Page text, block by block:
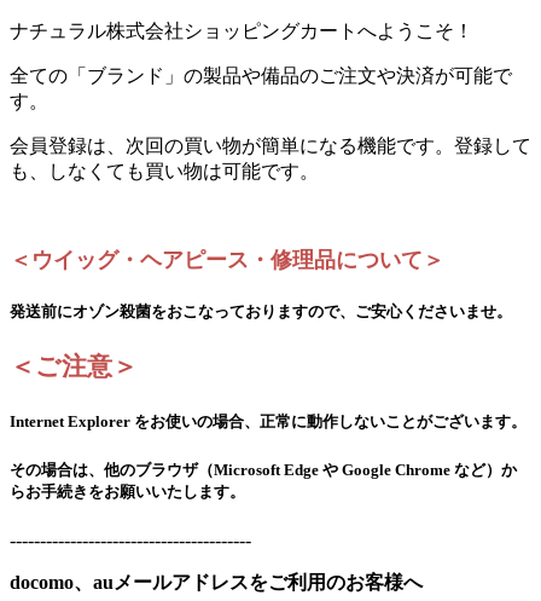
ナチュラル株式会社ショッピングカートへようこそ！
全ての「ブランド」の製品や備品のご注文や決済が可能で
す。
会員登録は、次回の買い物が簡単になる機能です。登録して
も、しなくても買い物は可能です。
＜ウイッグ・ヘアピース・修理品について＞
発送前にオゾン殺菌をおこなっておりますので、ご安心くださいませ。
＜ご注意＞
Internet Explorer をお使いの場合、正常に動作しないことがございます。
その場合は、他のブラウザ（Microsoft Edge や Google Chrome など）か
らお手続きをお願いいたします。
----------------------------------------
docomo、auメールアドレスをご利用のお客様へ